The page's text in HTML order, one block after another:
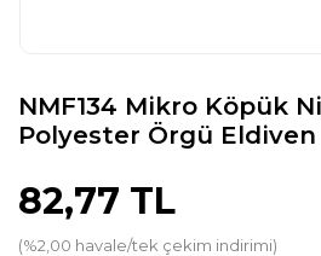
NMF134 Mikro Köpük
Polyester Örgü Eldiven
82,77 TL
(%2,00 havale/tek çekim indirimi)